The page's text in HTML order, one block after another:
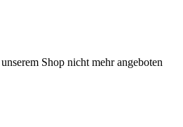
Shop nicht mehr angeboten